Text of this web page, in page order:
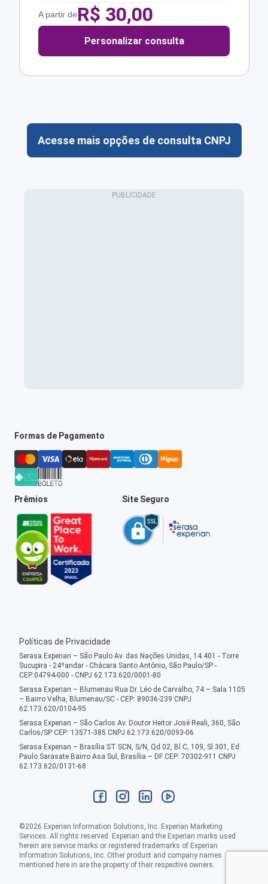
A partir deR$ 30,00
Personalizar consulta
Acesse mais opções de consulta CNPJ
Formas de Pagamento
Prêmios Site Seguro
Políticas de Privacidade
Serasa Experian – São Paulo Av. das Nações Unidas, 14.401 - Torre
Sucupira - 24ºandar - Chácara Santo Antônio, São Paulo/SP -
CEP:04794-000 - CNPJ 62.173.620/0001-80
Serasa Experian – Blumenau Rua Dr. Léo de Carvalho, 74 – Sala 1105
– Bairro Velha, Blumenau/SC - CEP: 89036-239 CNPJ
62.173.620/0104-95
Serasa Experian – São Carlos Av. Doutor Heitor José Reali, 360, São
Carlos/SP CEP: 13571-385 CNPJ 62.173.620/0093-06
Serasa Experian – Brasília ST SCN, S/N, Qd 02, Bl C, 109, Sl 301, Ed.
Paulo Sarasate Bairro Asa Sul, Brasília – DF CEP: 70302-911 CNPJ
62.173.620/0131-68
©2026 Experian Information Solutions, Inc. Experian Marketing
Services. All rights reserved. Experian and the Experian marks used
herein are service marks or registered trademarks of Experian
Information Solutions, Inc. Other product and company names
mentioned here in are the property of their respective owners.